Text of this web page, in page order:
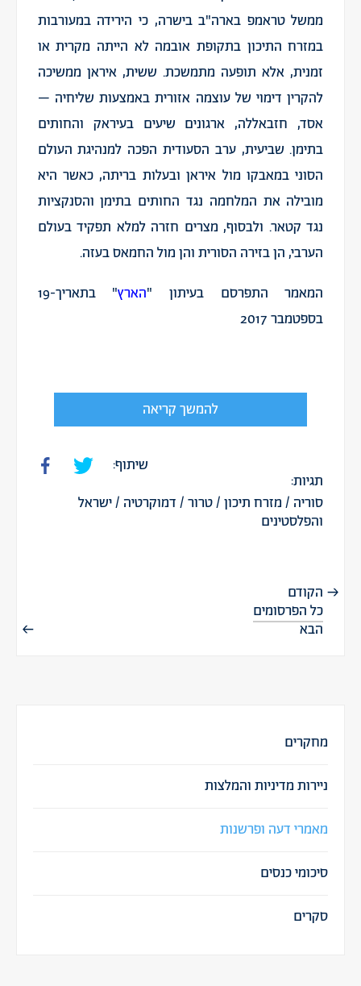
ממשל טראמפ בארה"ב בישרה, כי הירידה במעורבות
במזרח התיכון בתקופת אובמה לא הייתה מקרית או
זמנית, אלא תופעה מתמשכת. ששית, איראן ממשיכה
להקרין דימוי של עוצמה אזורית באמצעות שליחיה –
אסד, חזבאללה, ארגונים שיעים בעיראק והחותים
בתימן. שביעית, ערב הסעודית הפכה למנהיגת העולם
הסוני במאבקו מול איראן ובעלות בריתה, כאשר היא
מובילה את המלחמה נגד החותים בתימן והסנקציות
נגד קטאר. ולבסוף, מצרים חזרה למלא תפקיד בעולם
הערבי, הן בזירה הסורית והן מול החמאס בעזה.
המאמר התפרסם בעיתון "הארץ
" בתאריך-19
בספטמבר 2017
להמשך קריאה
שיתוף:
תגיות:
סוריה/ מזרח תיכון/טרור/ דמוקרטיה/ישראל
והפלסטינים
הקודם
כל הפרסומים
הבא
מחקרים
ניירות מדיניות והמלצות
מאמרי דעה ופרשנות
סיכומי כנסים
סקרים